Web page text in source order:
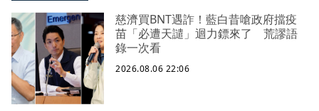
慈濟買BNT遇詐！藍白昔嗆政府擋疫
苗「必遭天譴」迴力鏢來了 荒謬語
錄一次看
2026.08.06 22:06